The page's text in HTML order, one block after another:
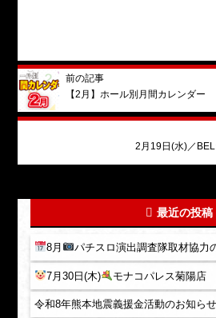
前の記事
【2月】ホール別月間カレンダー
2月19日(水)／
最近の投稿
8月 パチスロ演出調査隊取材協力
7月30日(木) モナコパレス菊陽店
令和8年熊本地震義援金活動のお知らせ